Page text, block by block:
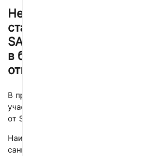
Некоторые компании
стартовали проекты по
SAP. Как вы думаете, что
в большей степени
отказаться от SAP?
В противовес предыдущему
участников опроса об основных
от SAP.
Наиболее часто
санкционные ограничения и